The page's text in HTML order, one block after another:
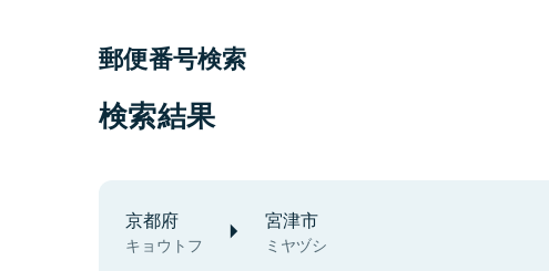
郵便番号検索
検索結果
京都府
キョウトフ
宮津市
ミヤヅシ